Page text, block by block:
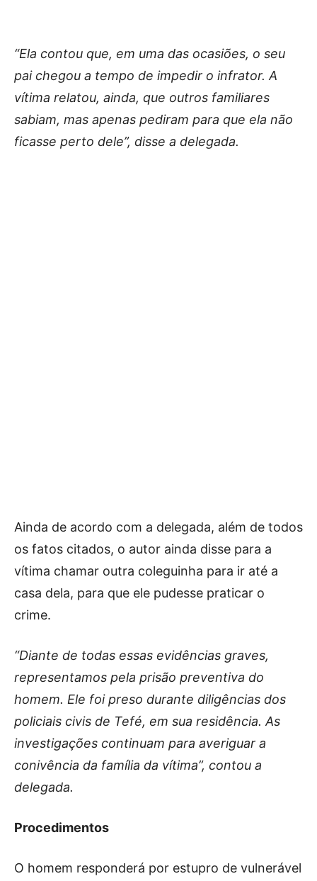
“Ela contou que, em uma das ocasiões, o seu
pai chegou a tempo de impedir o infrator. A
vítima relatou, ainda, que outros familiares
sabiam, mas apenas pediram para que ela não
ficasse perto dele”, disse a delegada.
Ainda de acordo com a delegada, além de todos
os fatos citados, o autor ainda disse para a
vítima chamar outra coleguinha para ir até a
casa dela, para que ele pudesse praticar o
crime.
“Diante de todas essas evidências graves,
representamos pela prisão preventiva do
homem. Ele foi preso durante diligências dos
policiais civis de Tefé, em sua residência. As
investigações continuam para averiguar a
conivência da família da vítima”, contou a
delegada.
Procedimentos
O homem responderá por estupro de vulnerável